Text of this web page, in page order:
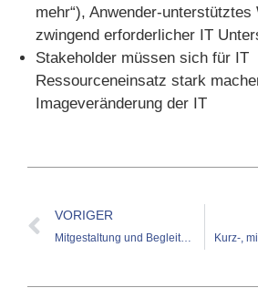
mehr“), Anwender-
zwingend erforderlicher IT
Stakeholder müssen sich für IT
Ressourceneinsatz stark
Imageveränderung der IT
VORIGER